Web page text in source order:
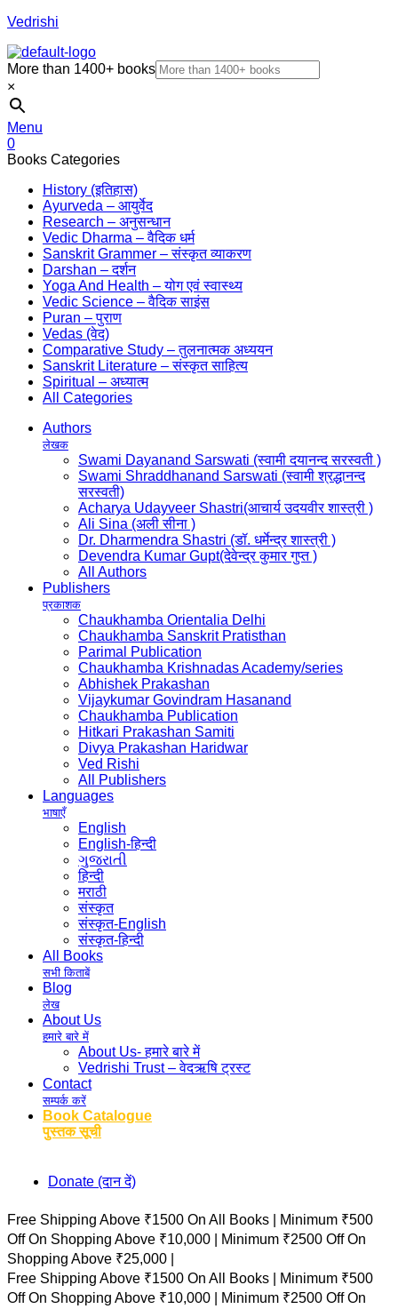
Vedrishi
More than 1400+ books
×
Menu
0
Books Categories
History (इतिहास)
Ayurveda – आयुर्वेद
Research – अनुसन्धान
Vedic Dharma – वैदिक धर्म
Sanskrit Grammer – संस्कृत व्याकरण
Darshan – दर्शन
Yoga And Health – योग एवं स्वास्थ्य
Vedic Science – वैदिक साइंस
Puran – पुराण
Vedas (वेद)
Comparative Study – तुलनात्मक अध्ययन
Sanskrit Literature – संस्कृत साहित्य
Spiritual – अध्यात्म
All Categories
Authors
लेखक
Swami Dayanand Sarswati (स्वामी दयानन्द सरस्वती )
Swami Shraddhanand Sarswati (स्वामी श्रद्धानन्द
सरस्वती)
Acharya Udayveer Shastri(आचार्य उदयवीर शास्त्री )
Ali Sina (अली सीना )
Dr. Dharmendra Shastri (डॉ. धर्मेन्द्र शास्त्री )
Devendra Kumar Gupt(देवेन्द्र कुमार गुप्त )
All Authors
Publishers
प्रकाशक
Chaukhamba Orientalia Delhi
Chaukhamba Sanskrit Pratisthan
Parimal Publication
Chaukhamba Krishnadas Academy/series
Abhishek Prakashan
Vijaykumar Govindram Hasanand
Chaukhamba Publication
Hitkari Prakashan Samiti
Divya Prakashan Haridwar
Ved Rishi
All Publishers
Languages
भाषाएँ
English
English-हिन्दी
ગુજરાતી
हिन्दी
मराठी
संस्कृत
संस्कृत-English
संस्कृत-हिन्दी
All Books
सभी किताबें
Blog
लेख
About Us
हमारे बारे में
About Us- हमारे बारे में
Vedrishi Trust – वेदऋषि ट्रस्ट
Contact
सम्पर्क करें
Book Catalogue
पुस्तक सूची
Donate (दान दें)
Free Shipping Above ₹1500 On All Books |
Minimum ₹500
Off On Shopping Above ₹10,000 |
Minimum ₹2500 Off On
Shopping Above ₹25,000 |
Free Shipping Above ₹1500 On All Books |
Minimum ₹500
Off On Shopping Above ₹10,000 |
Minimum ₹2500 Off On